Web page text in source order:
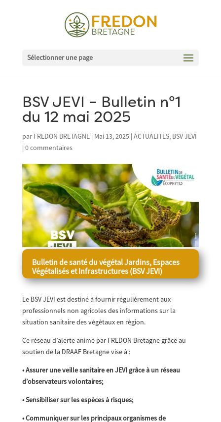
Sélectionner une page
BSV JEVI – Bulletin n°1
du 12 mai 2025
par FREDON BRETAGNE| Mai 13, 2025| ACTUALITES, BSV JEVI
| 0 commentaires
Bulletin de santé du végétalJardins, Espaces
Végétalisés et Infrastructures (BSV JEVI)
Le BSV JEVI est destiné à fournir régulièrement aux
professionnels non agricoles des informations sur la
situation sanitaire des végétaux en région.
Ce réseau d’alerte animé par FREDON Bretagne grâce au
soutien de la DRAAF Bretagne vise à :
• Assurer une veille sanitaire en JEVI grâce à un réseau
d’observateurs volontaires;
• Sensibiliser sur les espèces à risques;
• Communiquer sur les principaux organismes de